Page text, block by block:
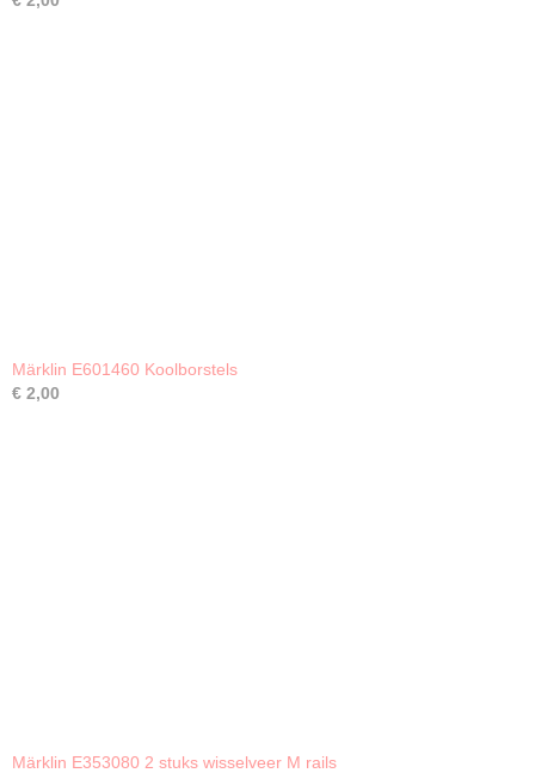
Märklin E601460 Koolborstels
€ 2,00
Märklin E353080 2 stuks wisselveer M rails